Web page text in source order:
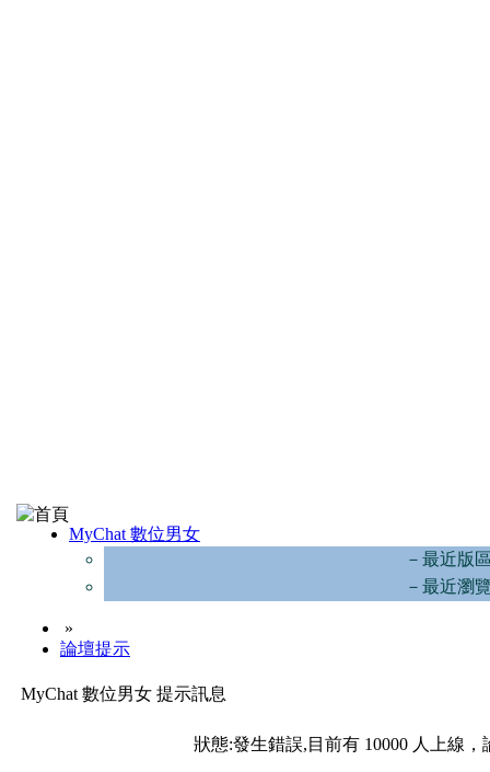
MyChat 數位男女
－最近版
－最近瀏
»
論壇提示
MyChat 數位男女 提示訊息
狀態:發生錯誤,目前有 10000 人上線